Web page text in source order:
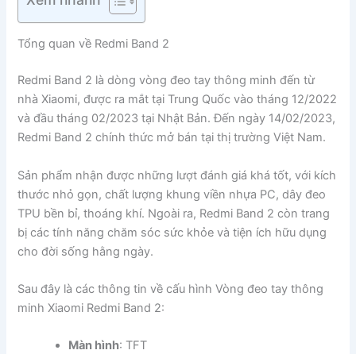
Tổng quan về Redmi Band 2
Redmi Band 2 là dòng vòng đeo tay thông minh đến từ
nhà Xiaomi, được ra mắt tại Trung Quốc vào tháng 12/2022
và đầu tháng 02/2023 tại Nhật Bản. Đến ngày 14/02/2023,
Redmi Band 2 chính thức mở bán tại thị trường Việt Nam.
Sản phẩm nhận được những lượt đánh giá khá tốt, với kích
thước nhỏ gọn, chất lượng khung viền nhựa PC, dây đeo
TPU bền bỉ, thoáng khí. Ngoài ra, Redmi Band 2 còn trang
bị các tính năng chăm sóc sức khỏe và tiện ích hữu dụng
cho đời sống hằng ngày.
Sau đây là các thông tin về cấu hình Vòng đeo tay thông
minh Xiaomi Redmi Band 2:
Màn hình: TFT